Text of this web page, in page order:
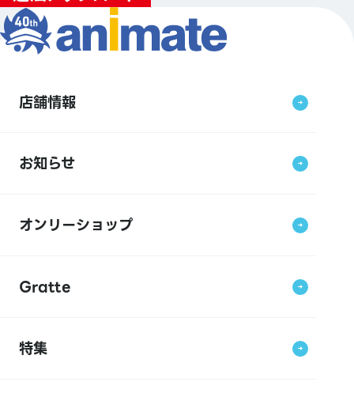
店舗情報
お知らせ
オンリーショップ
Gratte
特集